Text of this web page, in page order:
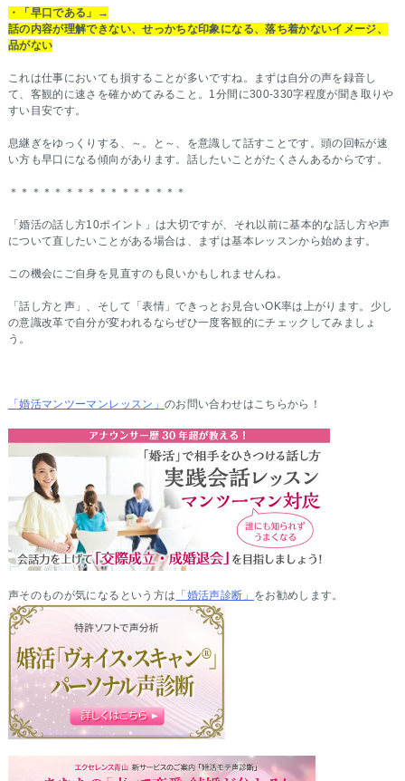
・「早口である」→
話の内容が理解できない、せっかちな印象になる、落ち着かないイメージ、
品がない
これは仕事においても損することが多いですね。まずは自分の声を録音し
て、客観的に速さを確かめてみること。1分間に300-330字程度が聞き取りや
すい目安です。
息継ぎをゆっくりする、～。と～、を意識して話すことです。頭の回転が速
い方も早口になる傾向があります。話したいことがたくさんあるからです。
＊＊＊＊＊＊＊＊＊＊＊＊＊＊＊＊
「婚活の話し方10ポイント」は大切ですが、それ以前に基本的な話し方や声
について直したいことがある場合は、まずは基本レッスンから始めます。
この機会にご自身を見直すのも良いかもしれませんね。
「話し方と声」、そして「表情」できっとお見合いOK率は上がります。少し
の意識改革で自分が変われるならぜひ一度客観的にチェックしてみましょ
う。
「婚活マンツーマンレッスン」 のお問い合わせはこちらから！
声そのものが気になるという方は 「婚活声診断」 をお勧めします。